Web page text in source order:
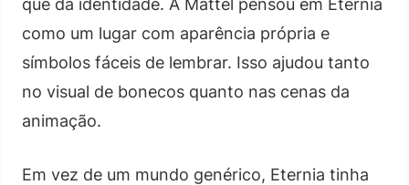
que dá identidade. A Mattel pensou em Eternia
como um lugar com aparência própria e
símbolos fáceis de lembrar. Isso ajudou tanto
no visual de bonecos quanto nas cenas da
animação.
Em vez de um mundo genérico, Eternia tinha